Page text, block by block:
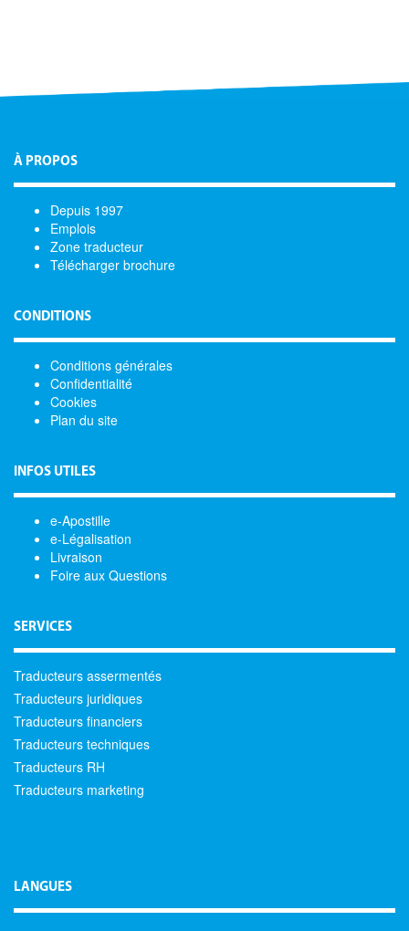
À PROPOS
Depuis 1997
Emplois
Zone traducteur
Télécharger brochure
CONDITIONS
Conditions générales
Confidentialité
Cookies
Plan du site
INFOS UTILES
e-Apostille
e-Légalisation
Livraison
Foire aux Questions
SERVICES
Traducteurs assermentés
Traducteurs juridiques
Traducteurs financiers
Traducteurs techniques
Traducteurs RH
Traducteurs marketing
LANGUES